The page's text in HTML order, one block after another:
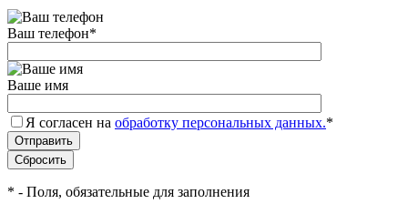
Ваш телефон*
Ваше имя
Я согласен на обработку персональных данных.*
* - Поля, обязательные для заполнения